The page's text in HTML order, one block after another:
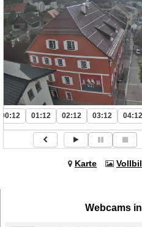
00:12 01:12 02:12 03:12 04:12
Karte
Webcams